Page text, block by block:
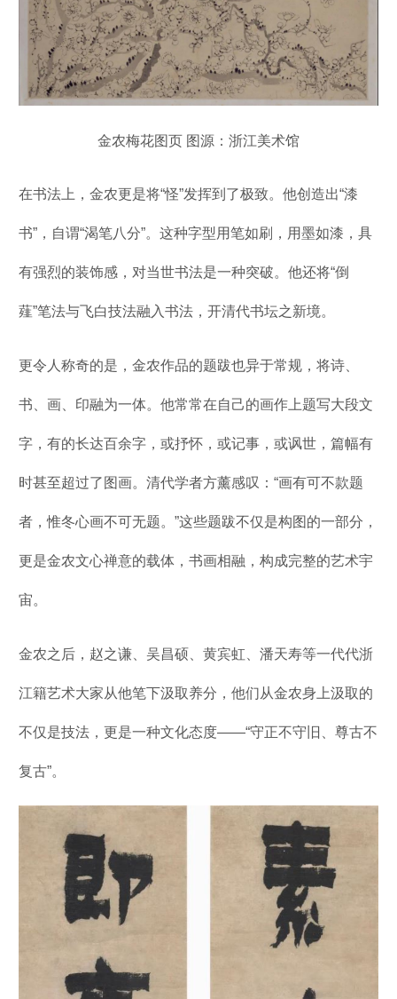
金农梅花图页 图源：浙江美术馆
在书法上，金农更是将“怪”发挥到了极致。他创造出“漆
书”，自谓“渴笔八分”。这种字型用笔如刷，用墨如漆，具
有强烈的装饰感，对当世书法是一种突破。他还将“倒
薤”笔法与飞白技法融入书法，开清代书坛之新境。
更令人称奇的是，金农作品的题跋也异于常规，将诗、
书、画、印融为一体。他常常在自己的画作上题写大段文
字，有的长达百余字，或抒怀，或记事，或讽世，篇幅有
时甚至超过了图画。清代学者方薰感叹：“画有可不款题
者，惟冬心画不可无题。”这些题跋不仅是构图的一部分，
更是金农文心禅意的载体，书画相融，构成完整的艺术宇
宙。
金农之后，赵之谦、吴昌硕、黄宾虹、潘天寿等一代代浙
江籍艺术大家从他笔下汲取养分，他们从金农身上汲取的
不仅是技法，更是一种文化态度——“守正不守旧、尊古不
复古”。